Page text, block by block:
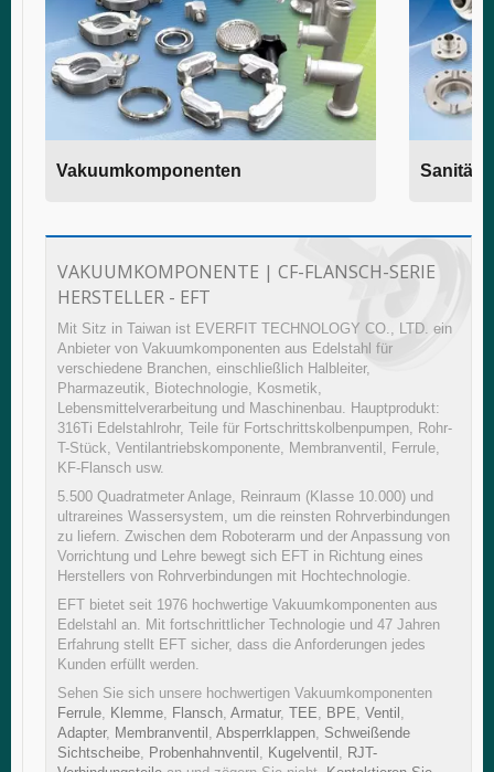
Vakuumkomponenten
VAKUUMKOMPONENTE | CF-FLANSCH-SERIE
HERSTELLER - EFT
Mit Sitz in Taiwan ist EVERFIT TECHNOLOGY CO., LTD. ein
Anbieter von Vakuumkomponenten aus Edelstahl für
verschiedene Branchen, einschließlich Halbleiter,
Pharmazeutik, Biotechnologie, Kosmetik,
Lebensmittelverarbeitung und Maschinenbau. Hauptprodukt:
316Ti Edelstahlrohr, Teile für Fortschrittskolbenpumpen, Rohr-
T-Stück, Ventilantriebskomponente, Membranventil, Ferrule,
KF-Flansch usw.
5.500 Quadratmeter Anlage, Reinraum (Klasse 10.000) und
ultrareines Wassersystem, um die reinsten Rohrverbindungen
zu liefern. Zwischen dem Roboterarm und der Anpassung von
Vorrichtung und Lehre bewegt sich EFT in Richtung eines
Herstellers von Rohrverbindungen mit Hochtechnologie.
EFT bietet seit 1976 hochwertige Vakuumkomponenten aus
Edelstahl an. Mit fortschrittlicher Technologie und 47 Jahren
Erfahrung stellt EFT sicher, dass die Anforderungen jedes
Kunden erfüllt werden.
Sehen Sie sich unsere hochwertigen Vakuumkomponenten
Ferrule, Klemme, Flansch, Armatur, TEE, BPE, Ventil ,
Adapter, Membranventil , Absperrklappen, Schweißende
Sichtscheibe, Probenhahnventil , Kugelventil , RJT-